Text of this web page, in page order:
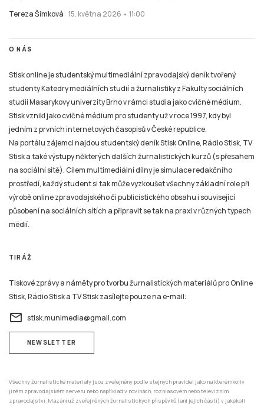
Tereza Šimková 15. května 2026 • 11:00
O NÁS
Stisk online je studentský multimediální zpravodajský deník tvořený
studenty Katedry mediálních studií a žurnalistiky z Fakulty sociálních
studií Masarykovy univerzity Brno v rámci studia jako cvičné médium.
Stisk vznikl jako cvičné médium pro studenty už v roce 1997, kdy byl
jedním z prvních internetových časopisů v České republice.
Na portálu zájemci najdou studentský deník Stisk Online, Rádio Stisk, TV
Stisk a také výstupy některých dalších žurnalistických kurzů (s přesahem
na sociální sítě). Cílem multimediální dílny je simulace redakčního
prostředí, každý student si tak může vyzkoušet všechny základní role při
výrobě online zpravodajského či publicistického obsahu i související
působení na sociálních sítích a připravit se tak na praxi v různých typech
médií.
TIRÁŽ
Tiskové zprávy a náměty pro tvorbu žurnalistických materiálů pro Online
Stisk, Rádio Stisk a TV Stisk zasílejte pouze na e-mail:
email stisk.munimedia@gmail.com
NEWSLETTER
Všechny žurnalistické materiály jsou zveřejněny podle stejných pravidel jako na kterémkoliv
jiném zpravodajském serveru nebo například v novinách, rozhlasovém nebo televizním
zpravodajství. Mazání už zveřejněných žurnalistických příspěvků (ani jejich částí) v jakékoli